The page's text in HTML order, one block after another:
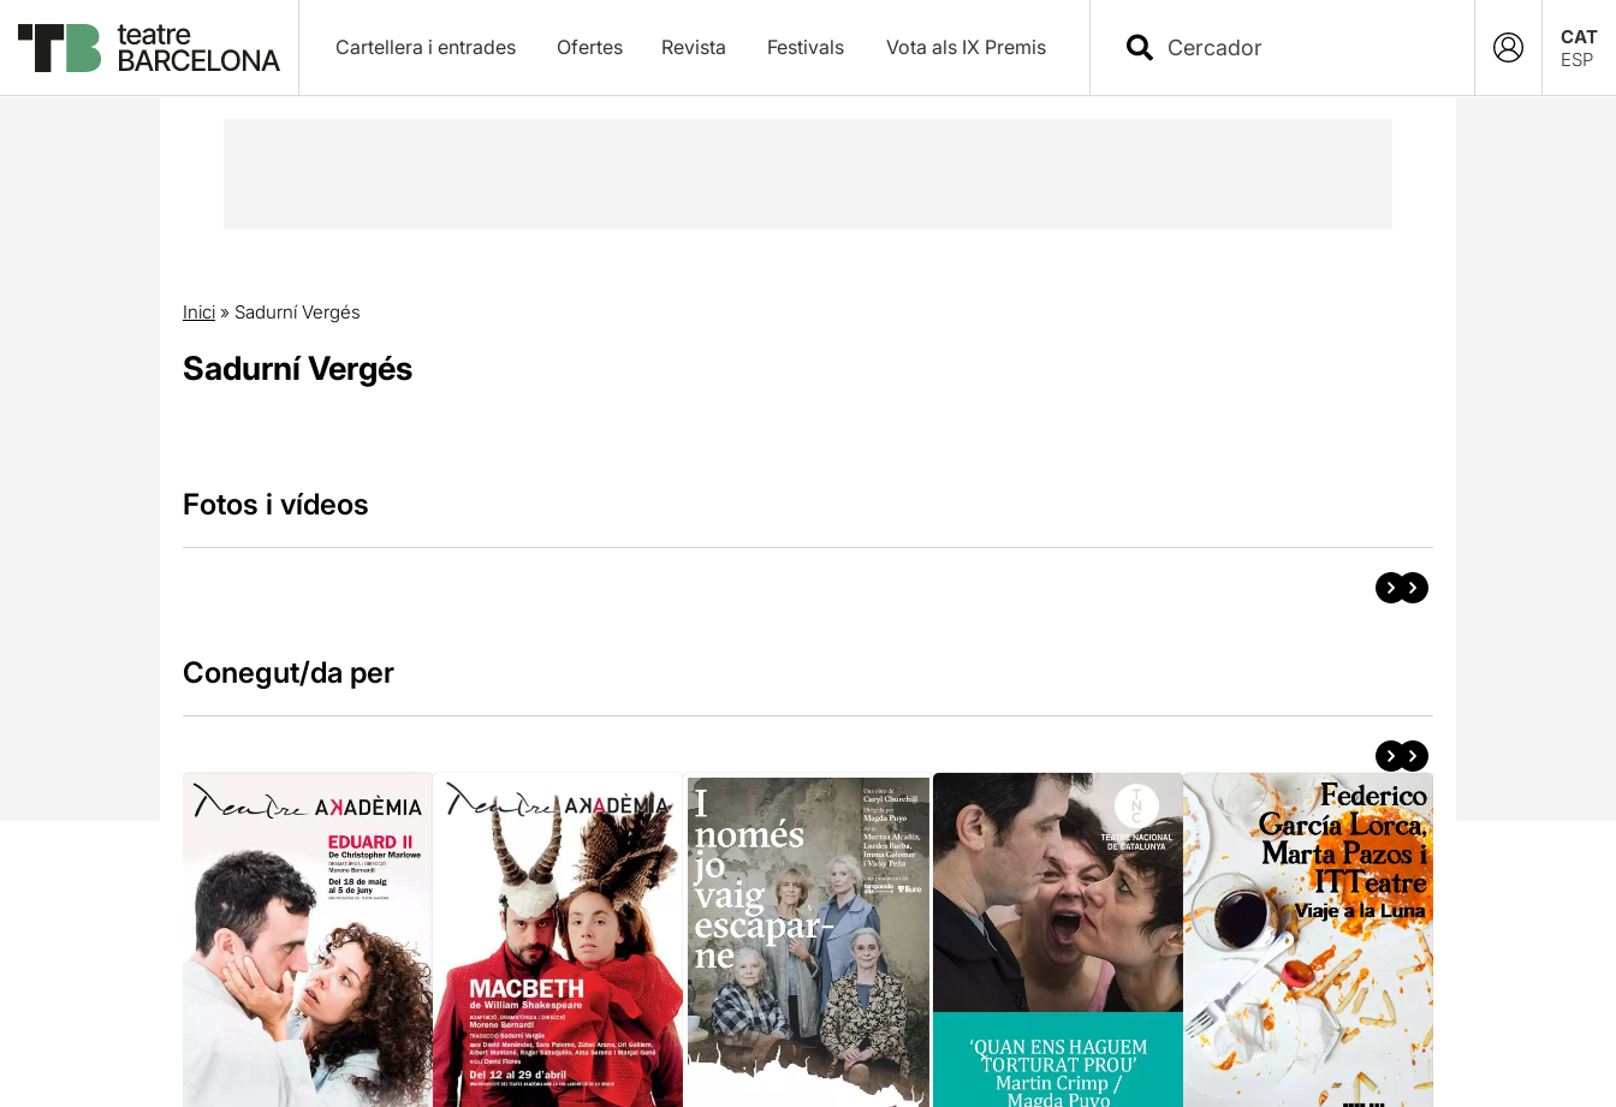
Cartellera i entrades Ofertes Revista Festivals Vota als IX Premis
CAT
ESP
Inici» Sadurní Vergés
Sadurní Vergés
Fotos i vídeos
Conegut/da per